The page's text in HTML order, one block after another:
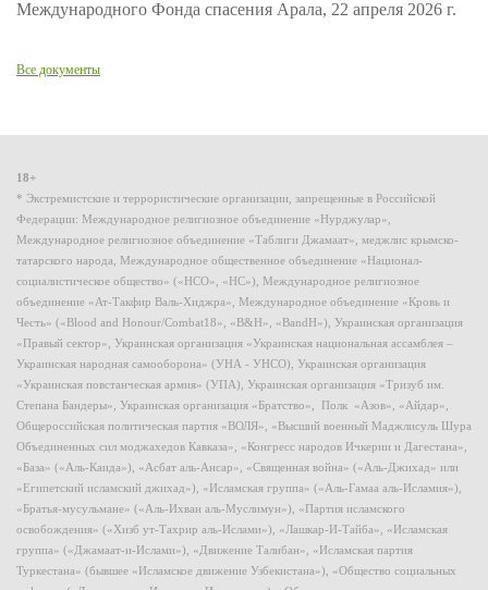
Международного Фонда спасения Арала, 22 апреля 2026 г.
Все документы
18+
* Экстремистские и террористические организации, запрещенные в Российской
Федерации: Международное религиозное объединение «Нурджулар»,
Международное религиозное объединение «Таблиги Джамаат», меджлис крымско-
татарского народа, Международное общественное объединение «Национал-
социалистическое общество» («НСО», «НС»), Международное религиозное
объединение «Ат-Такфир Валь-Хиджра», Международное объединение «Кровь и
Честь» («Blood and Honour/Combat18», «B&H», «BandH»), Украинская организация
«Правый сектор», Украинская организация «Украинская национальная ассамблея –
Украинская народная самооборона» (УНА - УНСО), Украинская организация
«Украинская повстанческая армия» (УПА), Украинская организация «Тризуб им.
Степана Бандеры», Украинская организация «Братство», Полк «Азов», «Айдар»,
Общероссийская политическая партия «ВОЛЯ», «Высший военный Маджлисуль Шура
Объединенных сил моджахедов Кавказа», «Конгресс народов Ичкерии и Дагестана»,
«База» («Аль-Каида»), «Асбат аль-Ансар», «Священная война» («Аль-Джихад» или
«Египетский исламский джихад»), «Исламская группа» («Аль-Гамаа аль-Исламия»),
«Братья-мусульмане» («Аль-Ихван аль-Муслимун»), «Партия исламского
освобождения» («Хизб ут-Тахрир аль-Ислами»), «Лашкар-И-Тайба», «Исламская
группа» («Джамаат-и-Ислами»), «Движение Талибан», «Исламская партия
Туркестана» (бывшее «Исламское движение Узбекистана»), «Общество социальных